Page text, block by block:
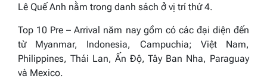
Lê Quế Anh nằm trong danh sách ở vị trí thứ 4.
Top 10 Pre – Arrival năm nay gồm có các đại diện đến
từ Myanmar, Indonesia, Campuchia; Việt Nam,
Philippines, Thái Lan, Ấn Độ, Tây Ban Nha, Paraguay
và Mexico.